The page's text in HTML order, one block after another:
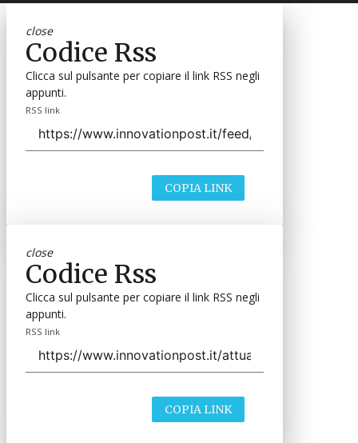
close
Codice Rss
Clicca sul pulsante per copiare il link RSS negli
appunti.
RSS link
COPIA LINK
close
Codice Rss
Clicca sul pulsante per copiare il link RSS negli
appunti.
RSS link
COPIA LINK